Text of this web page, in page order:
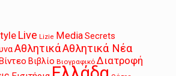
Live Lizie MediaSecrets
ΑθλητικάΑθλητικά Νέα
Βιβλίο Βιογραφικό Διατροφή